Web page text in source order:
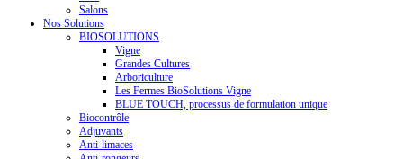
Salons
Nos Solutions
BIOSOLUTIONS
Vigne
Grandes Cultures
Arboriculture
Les Fermes BioSolutions Vigne
BLUE TOUCH, processus de formulation unique
Biocontrôle
Adjuvants
Anti-limaces